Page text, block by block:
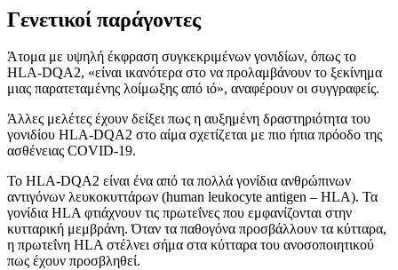
Γενετικοί παράγοντες
Άτομα με υψηλή έκφραση συγκεκριμένων γονιδίων, όπως το
HLA-DQA2, «είναι ικανότερα στο να προλαμβάνουν το ξεκίνημα
μιας παρατεταμένης λοίμωξης από ιό», αναφέρουν οι συγγραφείς.
Άλλες μελέτες έχουν δείξει πως η αυξημένη δραστηριότητα του
γονιδίου HLA-DQA2 στο αίμα σχετίζεται με πιο ήπια πρόοδο της
ασθένειας COVID-19.
Το HLA-DQA2 είναι ένα από τα πολλά γονίδια ανθρώπινων
αντιγόνων λευκοκυττάρων (human leukocyte antigen – HLA). Τα
γονίδια HLA φτιάχνουν τις πρωτεΐνες που εμφανίζονται στην
κυτταρική μεμβράνη. Όταν τα παθογόνα προσβάλλουν τα κύτταρα,
η πρωτεΐνη HLA στέλνει σήμα στα κύτταρα του ανοσοποιητικού
πως έχουν προσβληθεί.